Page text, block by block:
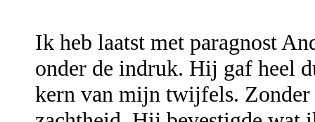
Ik heb laatst met paragnost
onder de indruk. Hij gaf heel
kern van mijn twijfels. Zonder